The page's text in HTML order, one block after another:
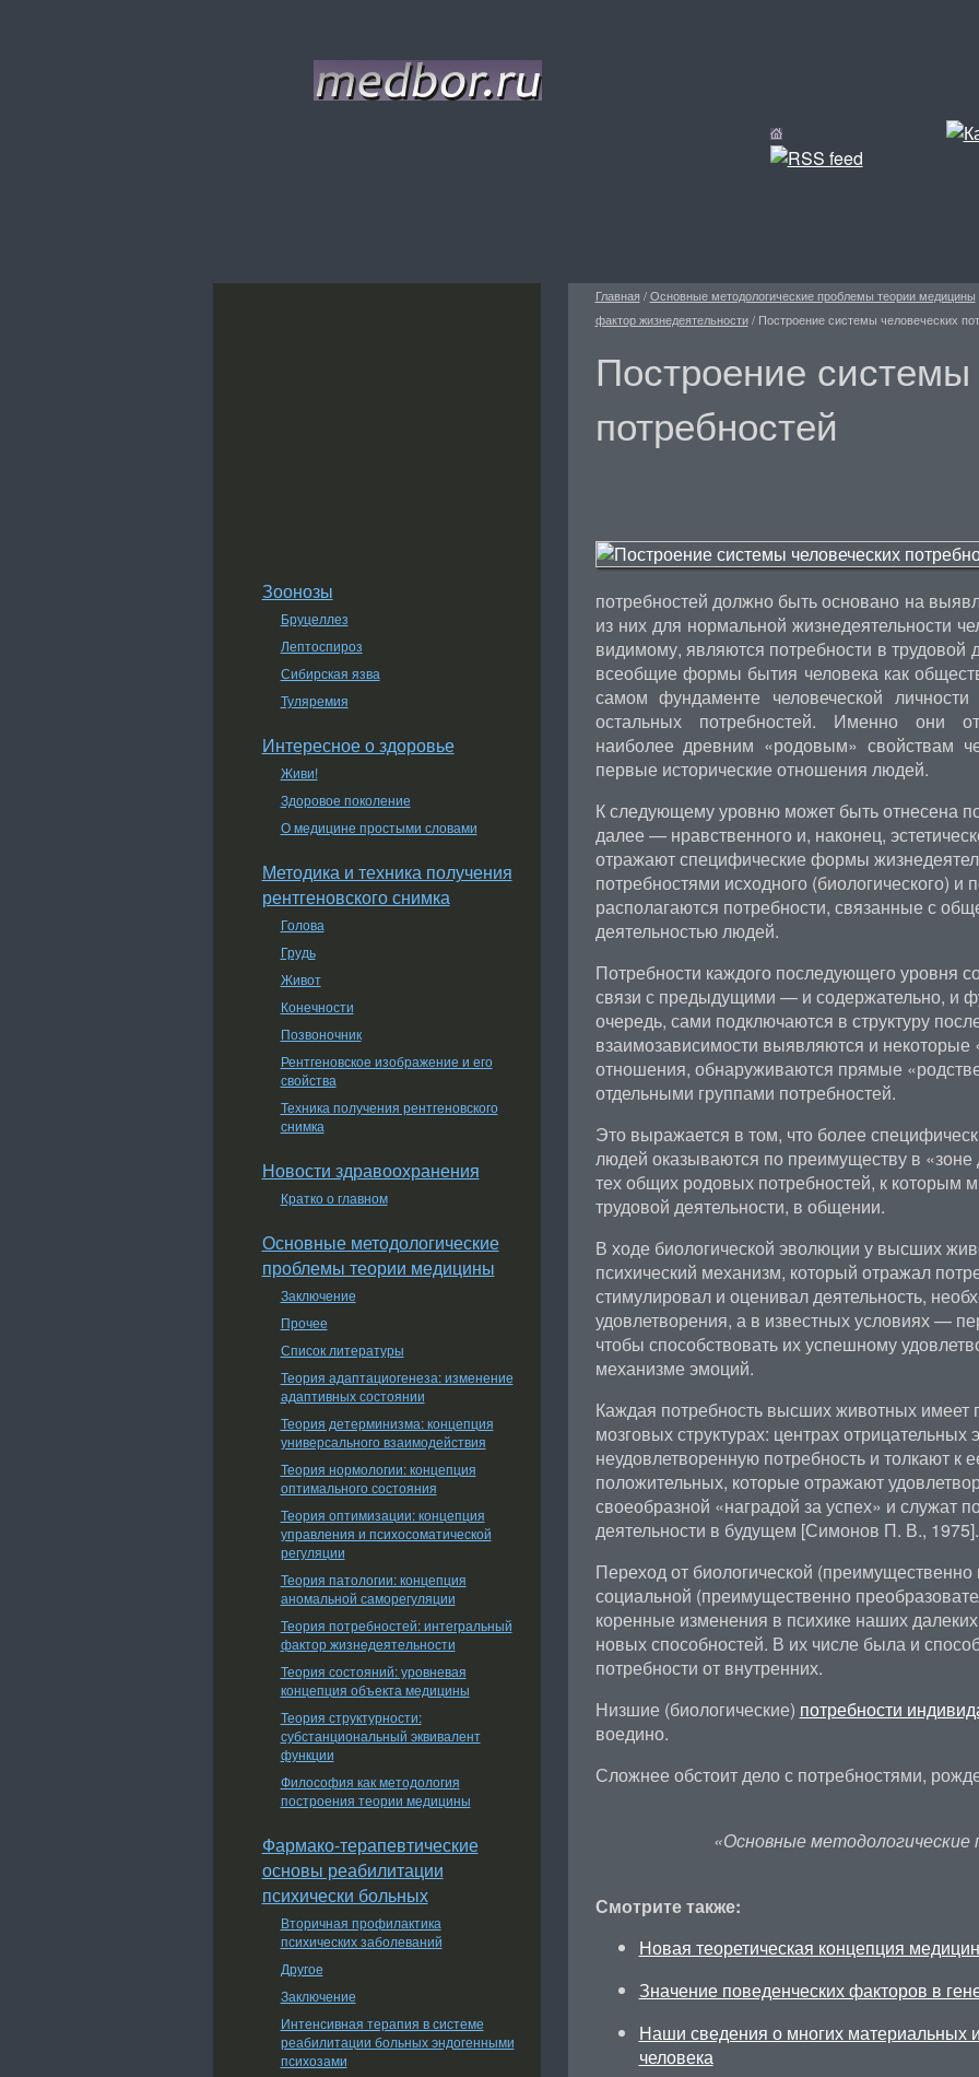
Главная /Основные методологические проблемы теории медицины
фактор жизнедеятельности/ Построение системы человеческих
Построение системы
потребностей
потребностей должно быть основано на
из них для нормальной жизнедеятельности
видимому, являются потребности в трудовой
всеобщие формы бытия человека как
самом фундаменте человеческой
остальных потребностей. Именно они
наиболее древним «родовым» свойствам
первые исторические отношения людей.
К следующему уровню может быть отнесена
далее — нравственного и, наконец,
отражают специфические формы
потребностями исходного (биологического)
располагаются потребности, связанные с
деятельностью людей.
Потребности каждого последующего уровня
связи с предыдущими — и содержательно, и
очередь, сами подключаются в структуру
взаимозависимости выявляются и некоторые
отношения, обнаруживаются прямые
отдельными группами потребностей.
Это выражается в том, что более
людей оказываются по преимуществу в «зоне
тех общих родовых потребностей, к которым
трудовой деятельности, в общении.
В ходе биологической эволюции у высших
психический механизм, который отражал
стимулировал и оценивал деятельность,
удовлетворения, а в известных условиях —
чтобы способствовать их успешному
механизме эмоций.
Каждая потребность высших животных имеет
мозговых структурах: центрах
неудовлетворенную потребность и толкают к
положительных, которые отражают
своеобразной «наградой за успех» и служат
деятельности в будущем [Симонов П. В., 1975].
Переход от биологической (преимущественно
социальной (преимущественно
коренные изменения в психике наших
новых способностей. В их числе была и
потребности от внутренних.
Низшие (биологические) потребности
воедино.
Сложнее обстоит дело с потребностями,
«Основные
Смотрите также:
Новая теоретическая концепция
Значение поведенческих факторов в
Наши сведения о многих материальных
человека
Зоонозы
Бруцеллез
Лептоспироз
Сибирская язва
Туляремия
Интересное о здоровье
Живи!
Здоровое поколение
О медицине простыми словами
Методика и техника получения
рентгеновского снимка
Голова
Грудь
Живот
Конечности
Позвоночник
Рентгеновское изображение и его
свойства
Техника получения рентгеновского
снимка
Новости здравоохранения
Кратко о главном
Основные методологические
проблемы теории медицины
Заключение
Прочее
Список литературы
Теория адаптациогенеза: изменение
адаптивных состоянии
Теория детерминизма: концепция
универсального взаимодействия
Теория нормологии: концепция
оптимального состояния
Теория оптимизации: концепция
управления и психосоматической
регуляции
Теория патологии: концепция
аномальной саморегуляции
Теория потребностей: интегральный
фактор жизнедеятельности
Теория состояний: уровневая
концепция объекта медицины
Теория структурности:
субстанциональный эквивалент
функции
Философия как методология
построения теории медицины
Фармако-терапевтические
основы реабилитации
психически больных
Вторичная профилактика
психических заболеваний
Другое
Заключение
Интенсивная терапия в системе
реабилитации больных эндогенными
психозами